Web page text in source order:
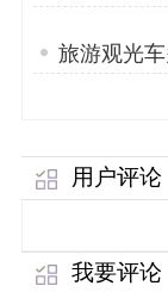
受欢迎的
旅游观光
么「专菱」
用户评论
我要评论